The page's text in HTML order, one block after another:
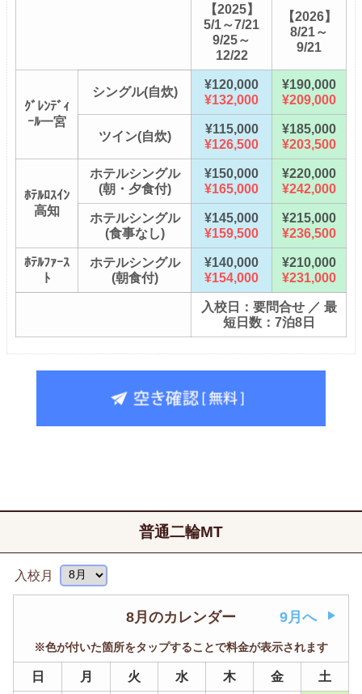
【2025】
5/1～7/21
9/25～
12/22
【2026】
8/21～
9/21
ｸﾞﾚﾝﾃﾞｨ
ｰﾙ一宮
シングル(自炊)
¥120,000
¥132,000
¥190,000
¥209,000
ツイン(自炊)
¥115,000
¥126,500
¥185,000
¥203,500
ﾎﾃﾙﾛｽｲﾝ
高知
ホテルシングル
(朝・夕食付)
¥150,000
¥165,000
¥220,000
¥242,000
ホテルシングル
(食事なし)
¥145,000
¥159,500
¥215,000
¥236,500
ﾎﾃﾙﾌｧｰｽ
ﾄ
ホテルシングル
(朝食付)
¥140,000
¥154,000
¥210,000
¥231,000
入校日：要問合せ ／ 最
短日数：7泊8日
普通二輪MT
入校月
8月のカレンダー 9月へ
※色が付いた箇所をタップすることで料金が表示されます
日 月 火 水 木 金
土